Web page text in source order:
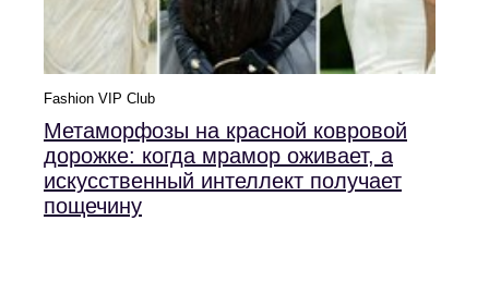
Fashion VIP Club
Метаморфозы на красной ковровой
дорожке: когда мрамор оживает, а
искусственный интеллект получает
пощечину